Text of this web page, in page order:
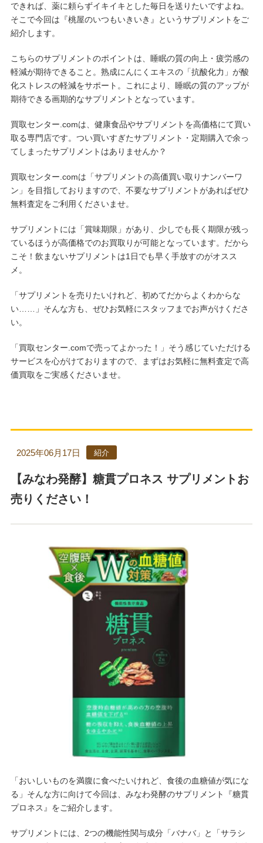
できれば、薬に頼らずイキイキとした毎日を送りたいですよね。
そこで今回は『桃屋のいつもいきいき』というサプリメントをご
紹介します。
こちらのサプリメントのポイントは、睡眠の質の向上・疲労感の
軽減が期待できること。熟成にんにくエキスの「抗酸化力」が酸
化ストレスの軽減をサポート。これにより、睡眠の質のアップが
期待できる画期的なサプリメントとなっています。
買取センター.comは、健康食品やサプリメントを高価格にて買い
取る専門店です。つい買いすぎたサプリメント・定期購入で余っ
てしまったサプリメントはありませんか？
買取センター.comは「サプリメントの高価買い取りナンバーワ
ン」を目指しておりますので、不要なサプリメントがあればぜひ
無料査定をご利用くださいませ。
サプリメントには「賞味期限」があり、少しでも長く期限が残っ
ているほうが高価格でのお買取りが可能となっています。だから
こそ！飲まないサプリメントは1日でも早く手放すのがオスス
メ。
「サプリメントを売りたいけれど、初めてだからよくわからな
い……」そんな方も、ぜひお気軽にスタッフまでお声がけくださ
い。
「買取センター.comで売ってよかった！」そう感じていただける
サービスを心がけておりますので、まずはお気軽に無料査定で高
価買取をご実感くださいませ。
【みなわ発酵】糖貫プロネス サプリメントお
売りください！
2025年06月17日 紹介
「おいしいものを満腹に食べたいけれど、食後の血糖値が気にな
る」そんな方に向けて今回は、みなわ発酵のサプリメント『糖貫
プロネス』をご紹介します。
サプリメントには、2つの機能性関与成分「バナバ」と「サラシ